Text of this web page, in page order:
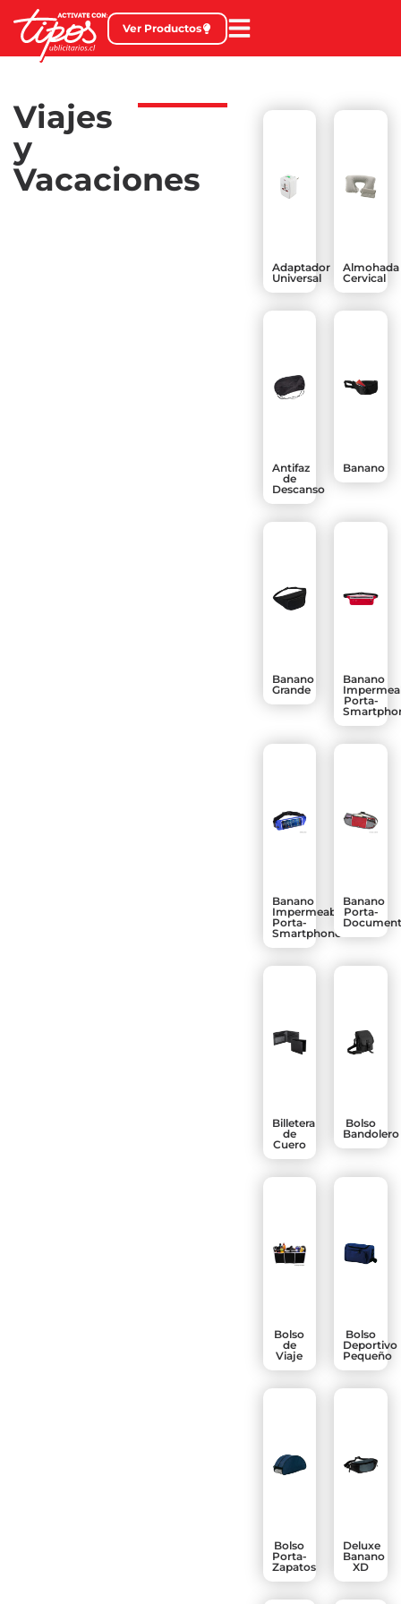
Ver Productos
Viajes
y
Vacaciones
Adaptador
Universal
Almohada
Cervical
Antifaz
de
Descanso
Banano
Banano
Grande
Banano
Porta-
Banano
Impermeable
Porta-
Smartphone
Banano
Porta-
Billetera
de
Cuero
Bolso
Bandolero
Bolso
de
Viaje
Bolso
Deportivo
Pequeño
Bolso
Porta-
Zapatos
Deluxe
Banano
XD